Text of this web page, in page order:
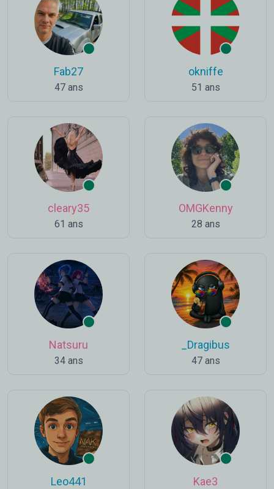
Fab27
47 ans
okniffe
51 ans
cleary35
61 ans
OMGKenny
28 ans
Natsuru
34 ans
_Dragibus
47 ans
Leo441 Kae3